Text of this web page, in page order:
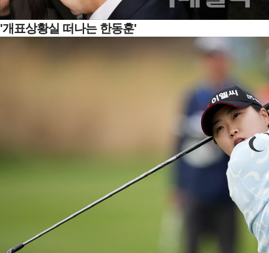
'개표상황실 떠나는 한동훈'